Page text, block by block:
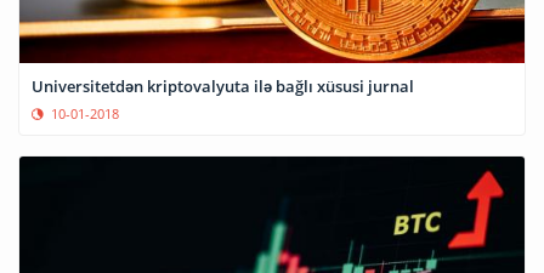
Universitetdən kriptovalyuta ilə bağlı xüsusi jurnal
10-01-2018